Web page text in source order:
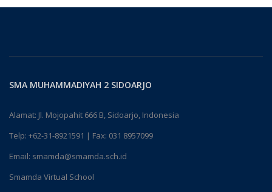
SMA MUHAMMADIYAH 2 SIDOARJO
Alamat: Jl. Mojopahit 666 B, Sidoarjo, Indonesia
Telp: +62-31-8921591 | Fax: 031 8957099
Email: smamda@smamda.sch.id
Smamda Virtual School